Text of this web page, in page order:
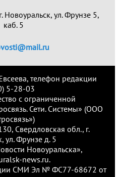
Новоуральск, ул. Фрунзе 5,
каб. 5
телефон редакции
5-28-03
с ограниченной
Сети. Системы» (ООО
Свердловская обл., г.
ул. Фрунзе д. 5
Новоуральска»,
news.ru.
СМИ Эл № ФС77-68672 от